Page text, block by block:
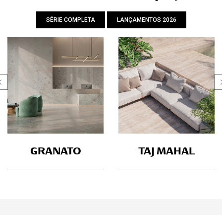
SÉRIE COMPLETA LANÇAMENTOS 2026
GRANATO TAJ MAHAL